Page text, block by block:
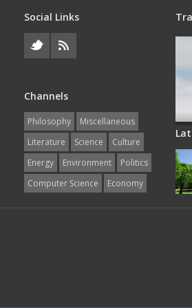
Social Links
Channels
Philosophy
Miscellaneous
Literature
Science
Culture
Energy
Εnvironment
Politics
Computer Science
Economy